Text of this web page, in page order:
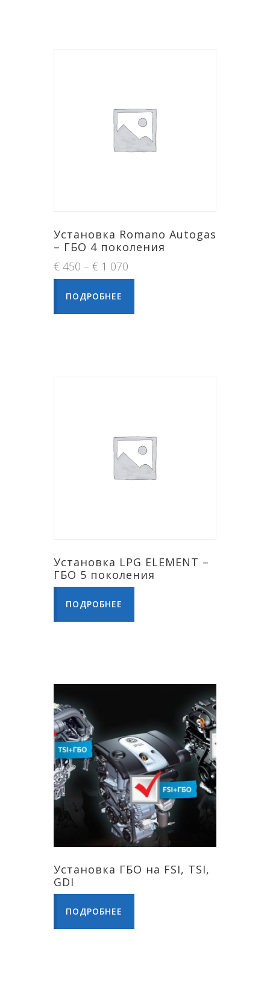
Установка Romano Autogas
– ГБО 4 поколения
€ 450 – € 1 070
ПОДРОБНЕЕ
Установка LPG ELEMENT –
ГБО 5 поколения
ПОДРОБНЕЕ
Установка ГБО на FSI, TSI,
GDI
ПОДРОБНЕЕ